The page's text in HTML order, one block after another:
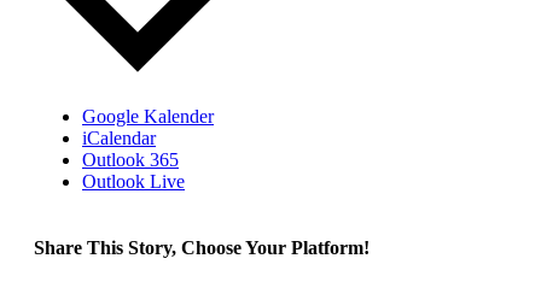
Google Kalender
iCalendar
Outlook 365
Outlook Live
Share This Story, Choose Your Platform!